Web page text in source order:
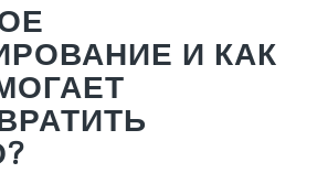
И КАК